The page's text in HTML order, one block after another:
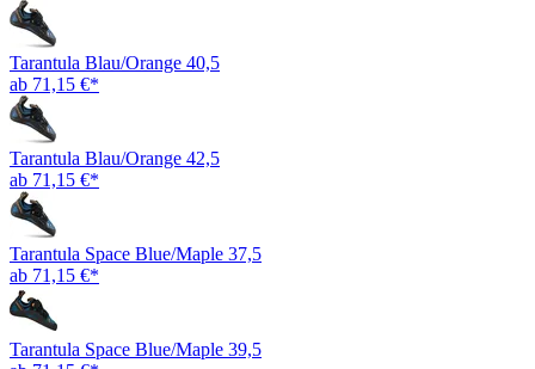
Tarantula Blau/Orange 40,5
ab 71,15 €*
Tarantula Blau/Orange 42,5
ab 71,15 €*
Tarantula Space Blue/Maple 37,5
ab 71,15 €*
Tarantula Space Blue/Maple 39,5